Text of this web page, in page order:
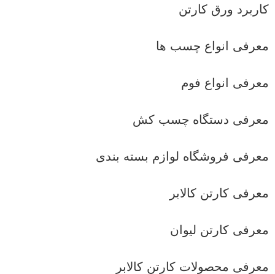
کاربرد ورق کارتن
معرفی انواع چسب ها
معرفی انواع فوم
معرفی دستگاه چسب کش
معرفی فروشگاه لوازم بسته بندی
معرفی کارتن کالابر
معرفی کارتن لیوان
معرفی محصولات کارتن کالابر